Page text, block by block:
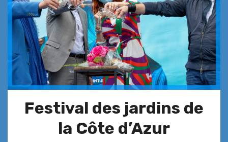
Festival des jardins de
la Côte d’Azur